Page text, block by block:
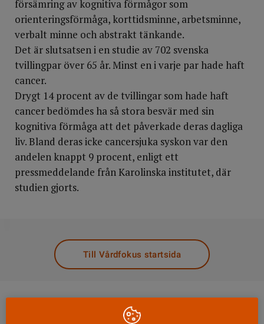
försämring av kognitiva förmågor som
orienteringsförmåga, korttidsminne, arbetsminne,
verbalt minne och abstrakt tänkande.
Det är slutsatsen i en studie av 702 svenska
tvillingpar över 65 år. Minst en i varje par hade haft
cancer.
Drygt 14 procent av de tvillingar som hade haft
cancer bedömdes ha så stora besvär med sin
kognitiva förmåga att det påverkade deras dagliga
liv. Bland deras icke cancersjuka syskon var den
andelen knappt 9 procent, enligt ett
pressmeddelande från Karolinska institutet, där
studien gjorts.
Till Vårdfokus startsida